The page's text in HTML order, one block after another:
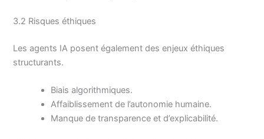
3.2 Risques éthiques
Les agents IA posent également des enjeux éthiques
structurants.
Biais algorithmiques.
Affaiblissement de l’autonomie humaine.
Manque de transparence et d’explicabilité.